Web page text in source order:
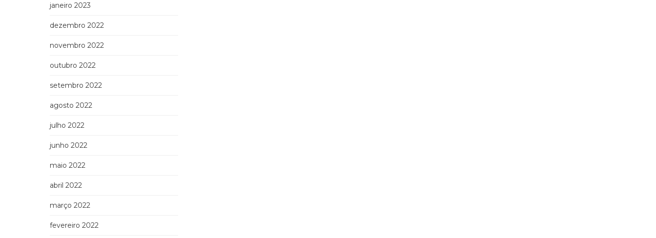
janeiro 2023
dezembro 2022
novembro 2022
outubro 2022
setembro 2022
agosto 2022
julho 2022
junho 2022
maio 2022
abril 2022
março 2022
fevereiro 2022